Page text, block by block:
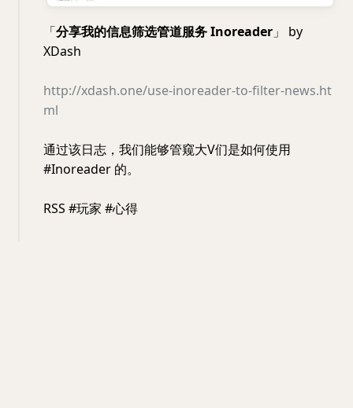
「分享我的信息筛选管道服务 Inoreader」 by
XDash
http://xdash.one/use-inoreader-to-filter-news.ht
ml
通过该日志，我们能够管窥大V们是如何使用
#Inoreader 的。
RSS #玩家 #心得